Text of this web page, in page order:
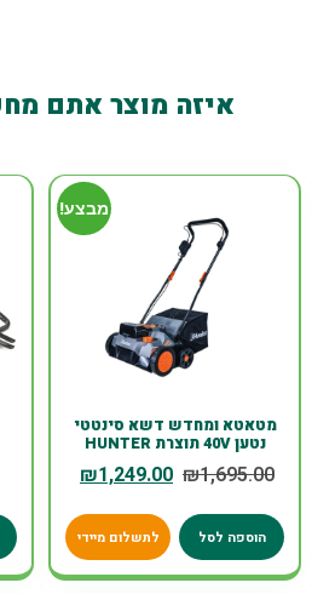
איזה מוצר אתם
מבצע!
מטאטא ומחדש דשא סינטטי
נטען 40V תוצרת HUNTER
₪1,695.00
₪1,249.00
הוספה לסל לתשלום מיידי